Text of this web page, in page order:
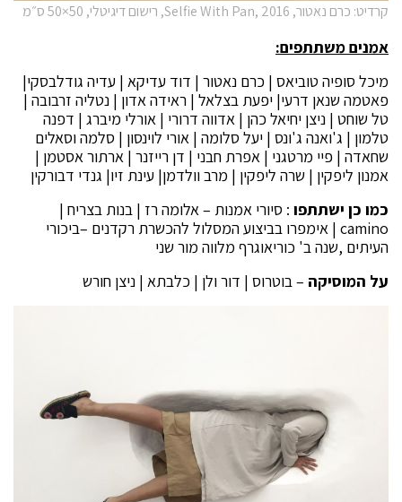
קרדיט: כרם נאטור, Selfie With Pan, 2016, רישום דיגיטלי, 50×50 ס״מ
אמנים משתתפים:
מיכל סופיה טוביאס | כרם נאטור | דוד עדיקא | עדיה גודלבסקי|
פאטמה שנאן דרעי| יפעת בצלאל | ראידה אדון | נטליה זרבובה |
טל שוחט | ניצן יחיאל כהן | אדווה דרורי | אורלי מיברג | דפנה
טלמון | ג'ואנה ג'ונס | יעל סלומה | אורי לוינסון | סלמה וסאלים
שחאדה | פיי מרטגני | אפרת חבני | דן רייזנר | ארתור אסטמן |
אמנון ליפקין | שרה ליפקין | מרב וולדמן| עינת זיו| גנדי דבורקין
כמו כן ישתתפו : סיורי אמנות – אלומה רז | בנות בצריח |
camino | אימפרו בביצוע המסלול להכשרת רקדנים –ביכורי
העיתים ,שנה ב' כוריאוגרף מלווה מור שני
על המוסיקה – בוטרוס | דור ולן | כלבתא | ניצן חורש